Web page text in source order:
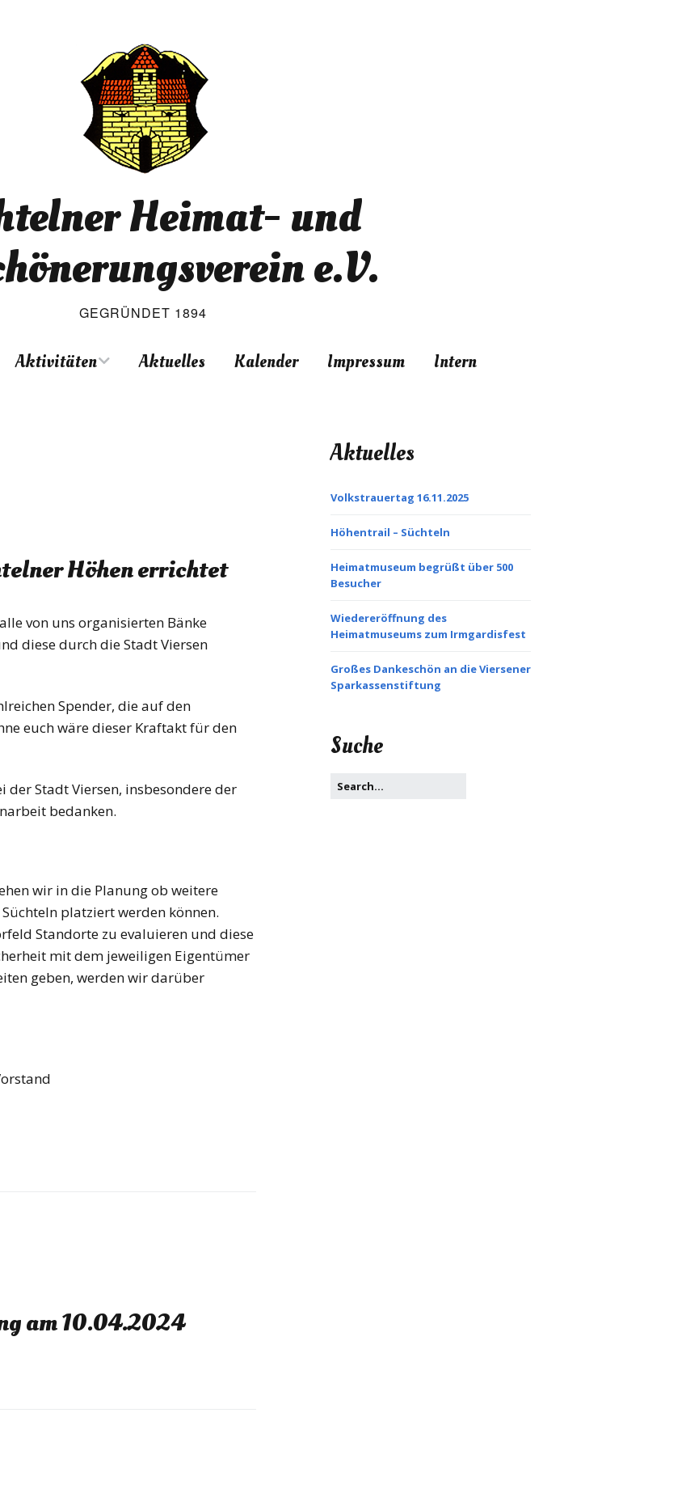
Heimat- und
e.V.
GEGRÜNDET 1894
Aktivitäten
Höhentrail Süchtelner
Höhen / Hoher Busch
Aktuelles Kalender Impressum Intern
Höhen errichtet
von uns organisierten Bänke
diese durch die Stadt Viersen
Spender, die auf den
euch wäre dieser Kraftakt für den
der Stadt Viersen, insbesondere der
bedanken.
wir in die Planung ob weitere
platziert werden können.
Standorte zu evaluieren und diese
mit dem jeweiligen Eigentümer
geben, werden wir darüber
am 10.04.2024
Aktuelles
Volkstrauertag 16.11.2025
Höhentrail – Süchteln
Heimatmuseum begrüßt über 500
Besucher
Wiedereröffnung des
Heimatmuseums zum Irmgardisfest
Großes Dankeschön an die Viersener
Sparkassenstiftung
Suche